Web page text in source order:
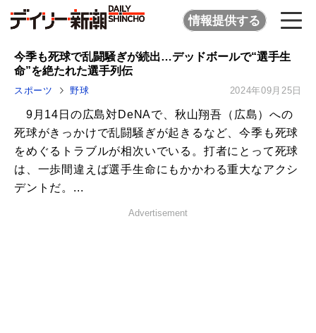
情報提供する
今季も死球で乱闘騒ぎが続出…デッドボールで“選手生
命”を絶たれた選手列伝
スポーツ 野球 2024年09月25日
9月14日の広島対DeNAで、秋山翔吾（広島）への
死球がきっかけで乱闘騒ぎが起きるなど、今季も死球
をめぐるトラブルが相次いでいる。打者にとって死球
は、一歩間違えば選手生命にもかかわる重大なアクシ
デントだ。...
Advertisement